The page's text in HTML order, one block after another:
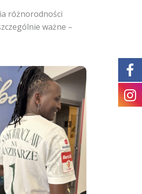
różnorodności
ważne –